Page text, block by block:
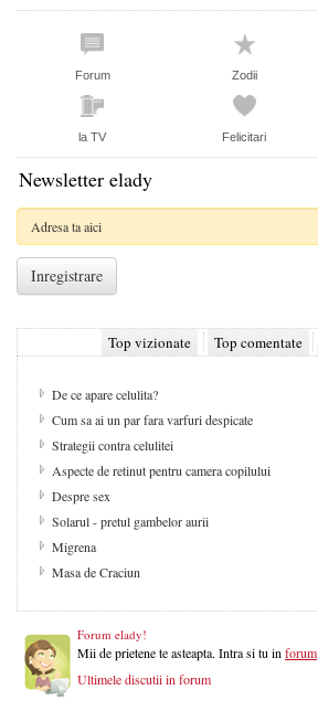
Forum Zodii
la TV Felicitari
Newsletter elady
Top vizionate Top comentate
De ce apare celulita?
Cum sa ai un par fara varfuri despicate
Strategii contra celulitei
Aspecte de retinut pentru camera copilului
Despre sex
Solarul - pretul gambelor aurii
Migrena
Masa de Craciun
Forum elady!
Mii de prietene te asteapta. Intra si tu in forum
Ultimele discutii in forum